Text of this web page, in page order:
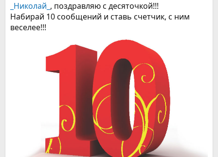
_Николай_ , поздравляю с десяточкой!!!
Набирай 10 сообщений и ставь счетчик, с ним
веселее!!!